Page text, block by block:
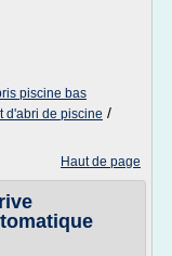
piscine bas
d'abri de piscine /
Haut de page